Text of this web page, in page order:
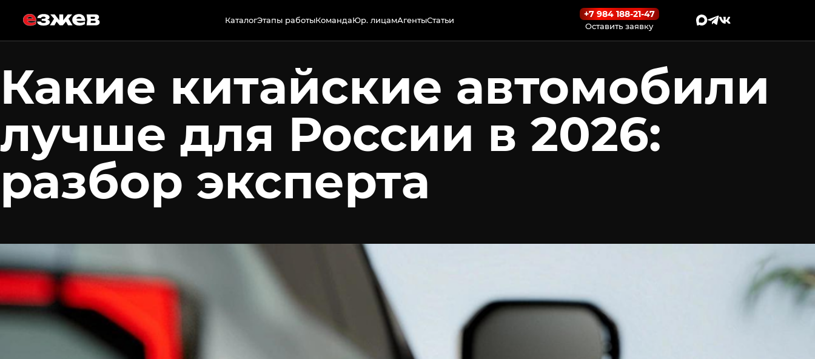
КаталогЭтапы работыКомандаЮр. лицамАгентыСтатьи
+7 984 188-21-47
Оставить заявку
18 марта 2026 г.
Какие китайские автомобили
лучше для России в 2026:
разбор эксперта